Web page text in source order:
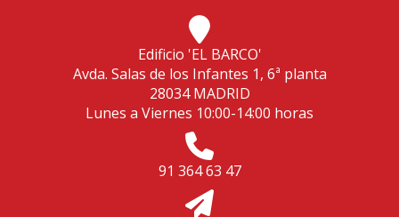
Edificio 'EL BARCO'
Avda. Salas de los Infantes 1, 6ª planta
28034 MADRID
Lunes a Viernes 10:00-14:00 horas
91 364 63 47